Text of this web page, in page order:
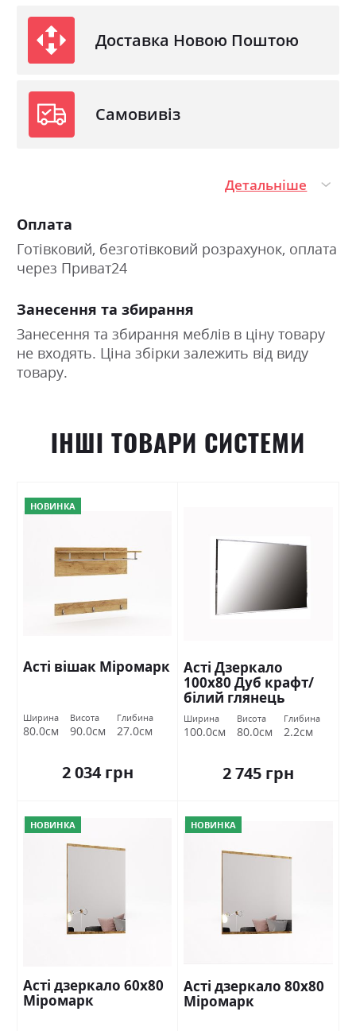
Доставка Новою Поштою
Самовивіз
Детальніше
Оплата
Готівковий, безготівковий розрахунок, оплата
через Приват24
Занесення та збирання
Занесення та збирання меблів в ціну товару
не входять. Ціна збірки залежить від виду
товару.
ІНШІ ТОВАРИ СИСТЕМИ
НОВИНКА
Асті вішак Міромарк
Ширина
80.0см
Висота
90.0см
Глибина
27.0см
2 034 грн
Асті Дзеркало
100х80 Дуб крафт/
білий глянець
Міромарк
Ширина
100.0см
Висота
80.0см
Глибина
2.2см
2 745 грн
НОВИНКА
Асті дзеркало 60х80
Міромарк
НОВИНКА
Асті дзеркало 80х80
Міромарк